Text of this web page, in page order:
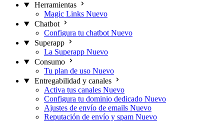
Herramientas
Magic Links Nuevo
Chatbot
Configura tu chatbot Nuevo
Superapp
La Superapp Nuevo
Consumo
Tu plan de uso Nuevo
Entregabilidad y canales
Activa tus canales Nuevo
Configura tu dominio dedicado Nuevo
Ajustes de envío de emails Nuevo
Reputación de envío y spam Nuevo